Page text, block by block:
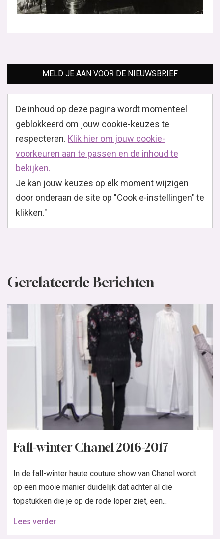
MELD JE AAN VOOR DE NIEUWSBRIEF
De inhoud op deze pagina wordt momenteel
geblokkeerd om jouw cookie-keuzes te
respecteren. Klik hier om jouw cookie-
voorkeuren aan te passen en de inhoud te
bekijken.
Je kan jouw keuzes op elk moment wijzigen
door onderaan de site op "Cookie-instellingen" te
klikken."
Gerelateerde Berichten
Fall-winter Chanel 2016-2017
In de fall-winter haute couture show van Chanel wordt
op een mooie manier duidelijk dat achter al die
topstukken die je op de rode loper ziet, een...
Lees verder